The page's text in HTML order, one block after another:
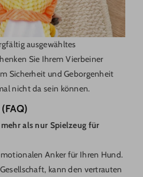
ausgewähltes
Sie Ihrem Vierbeiner
Sicherheit und Geborgenheit
nicht da sein können.
als nur Spielzeug für
Anker für Ihren Hund.
kann den vertrauten